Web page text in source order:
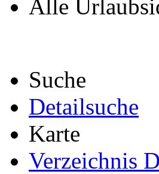
Alle
Suche
Detailsuche
Karte
Verzeichnis